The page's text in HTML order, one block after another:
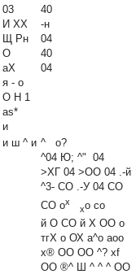
03
И XX
Щ Рн
О
аХ
я - о
О Н 1
as*
и
40
-н
04
40
04
и ш ^ и ^ о?
^04 Ю; ^" 04
>ХГ 04 >ОО 04 .-й
^3- СО .-У 04 СО
СО ох
хо со
й О СО й X ОО о
тгХ о ОХ а^о аоо
х® ОО ОО ^? xf
ОО ®^ Ш ^ ^ ^ ОО